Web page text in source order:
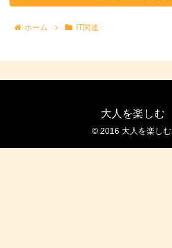
ホーム IT関連
大人を楽しむ
© 2016 大人を楽しむ.